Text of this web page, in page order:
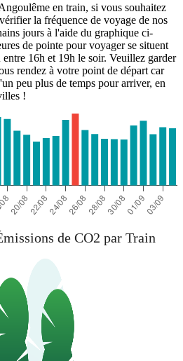
en train, si vous souhaitez
la fréquence de voyage de nos
jours à l'aide du graphique ci-
de pointe pour voyager se situent
16h et 19h le soir. Veuillez garder
rendez à votre point de départ car
peu plus de temps pour arriver, en
!
de CO2 par Train